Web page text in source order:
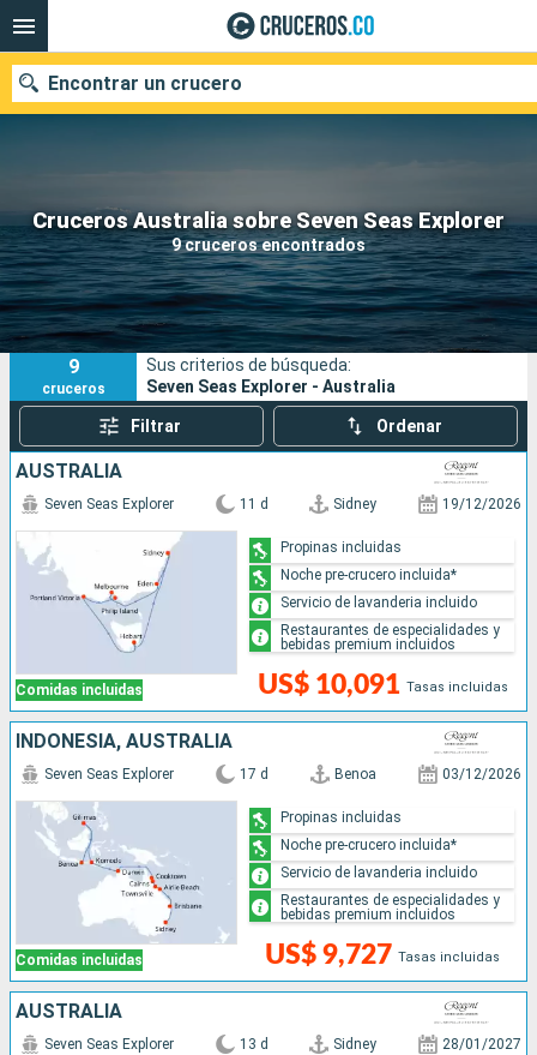
Cruceros Australia sobre Seven Seas Explorer
9 cruceros encontrados
Encontrar un crucero
Fecha de salida
Buscar
9
cruceros
Sus criterios de búsqueda:
Seven Seas Explorer - Australia
Filtrar Ordenar
AUSTRALIA
Comidas incluidas
Seven Seas Explorer 11 d Sidney 19/12/2026
US$ 10,091 Tasas incluidas
Propinas incluidas
Noche pre-crucero incluida*
Servicio de lavanderia incluido
Restaurantes de especialidades y
bebidas premium incluidos
INDONESIA, AUSTRALIA
Comidas incluidas
Seven Seas Explorer 17 d Benoa 03/12/2026
US$ 9,727 Tasas incluidas
Propinas incluidas
Noche pre-crucero incluida*
Servicio de lavanderia incluido
Restaurantes de especialidades y
bebidas premium incluidos
AUSTRALIA
Seven Seas Explorer 13 d Sidney 28/01/2027